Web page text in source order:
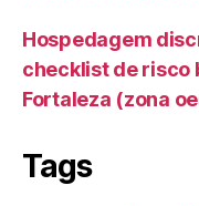
Hospedagem
checklist de risco
Fortaleza (zona
Tags